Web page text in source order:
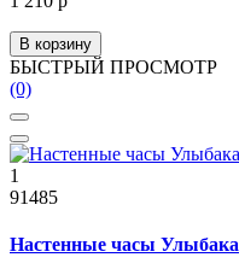
В корзину
БЫСТРЫЙ ПРОСМОТР
(0)
1
91485
Настенные часы Улыбака